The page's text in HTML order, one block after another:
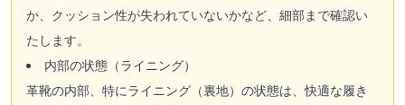
か、クッション性が失われていないかなど、細部まで確認い
たします。
内部の状態（ライニング）
革靴の内部、特にライニング（裏地）の状態は、快適な履き